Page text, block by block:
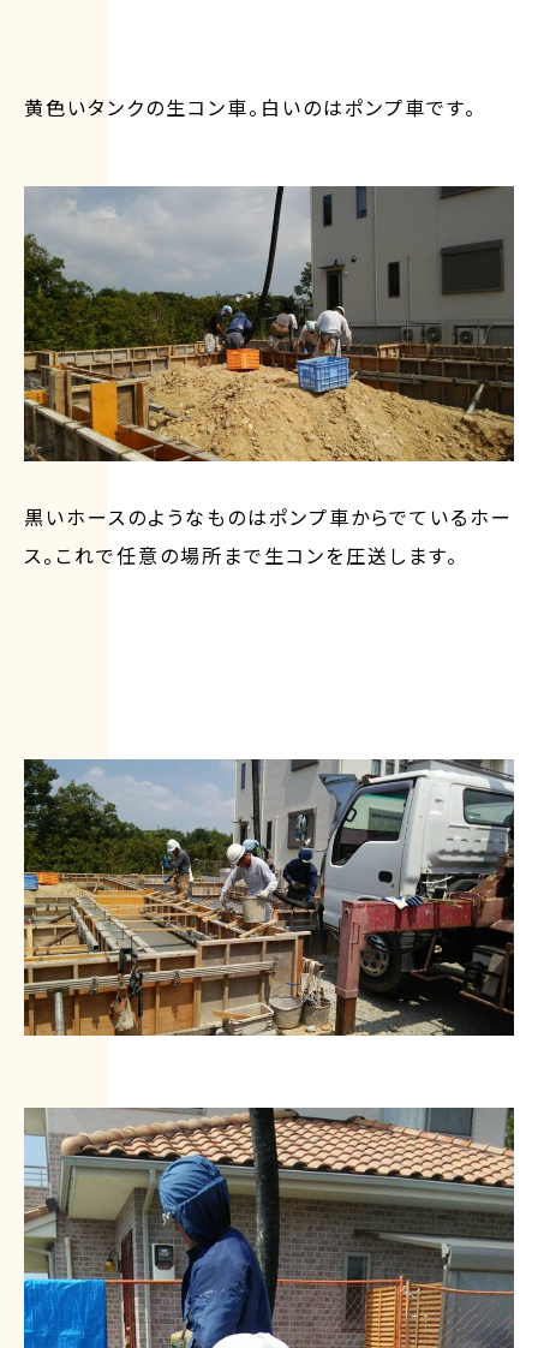
黄色いタンクの生コン車。白いのはポンプ車です。
黒いホースのようなものはポンプ車からでているホー
ス。これで任意の場所まで生コンを圧送します。